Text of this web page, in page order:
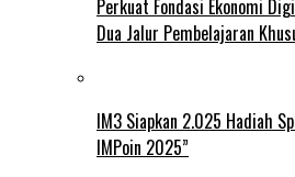
Perkuat Fondasi Ekonomi
Dua Jalur Pembelajaran
IM3 Siapkan 2.025 Hadiah
IMPoin 2025”